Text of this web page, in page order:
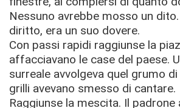
Nessuno avrebbe mosso un
diritto, era un suo dovere.
Con passi rapidi raggiunse la
affacciavano le case del paese.
surreale avvolgeva quel grumo di
grilli avevano smesso di cantare.
Raggiunse la mescita. Il padrone